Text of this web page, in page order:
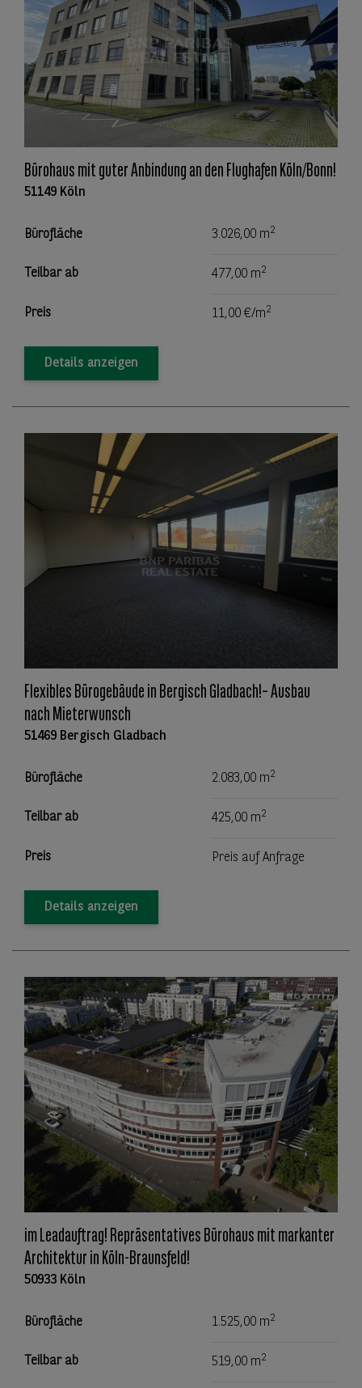
Bürohaus mit guter Anbindung an den Flughafen Köln/Bonn!
51149 Köln
Bürofläche 3.026,00 m2
Teilbar ab 477,00 m2
Preis 11,00 €/m2
Details anzeigen
Flexibles Bürogebäude in Bergisch Gladbach!– Ausbau
nach Mieterwunsch
51469 Bergisch Gladbach
Bürofläche 2.083,00 m2
Teilbar ab 425,00 m2
Preis Preis auf Anfrage
Details anzeigen
im Leadauftrag! Repräsentatives Bürohaus mit markanter
Architektur in Köln-Braunsfeld!
50933 Köln
Bürofläche 1.525,00 m2
Teilbar ab 519,00 m2